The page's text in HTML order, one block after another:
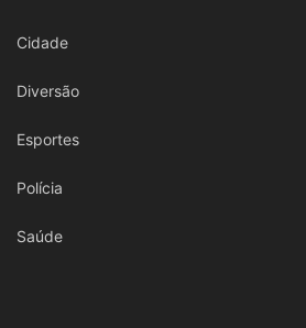
Cidade
Diversão
Esportes
Polícia
Saúde